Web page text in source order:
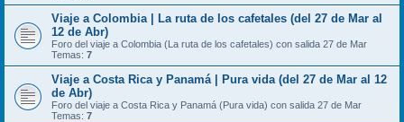
Viaje a Colombia | La ruta de los cafetales (del 27 de Mar al
12 de Abr)
Foro del viaje a Colombia (La ruta de los cafetales) con salida 27 de Mar
Temas: 7
Viaje a Costa Rica y Panamá | Pura vida (del 27 de Mar al 12
de Abr)
Foro del viaje a Costa Rica y Panamá (Pura vida) con salida 27 de Mar
Temas: 7